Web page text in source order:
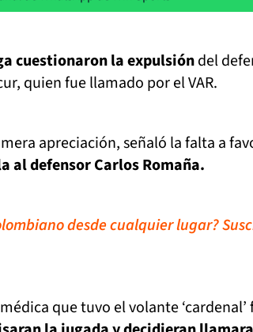
cuestionaron la expulsióndel
quien fue llamado por el VAR.
apreciación, señaló la falta a
defensor Carlos Romaña.
desde cualquier lugar?
que tuvo el volante ‘cardenal’